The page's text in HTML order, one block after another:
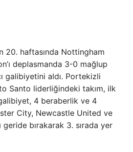
20. haftasında Nottingham
deplasmanda 3-0 mağlup
galibiyetini aldı. Portekizli
Santo liderliğindeki takım, ilk
4 beraberlik ve 4
City, Newcastle United ve
geride bırakarak 3. sırada yer